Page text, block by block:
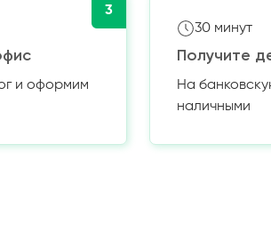
3
и оформим
30 минут
Получите
На
наличными